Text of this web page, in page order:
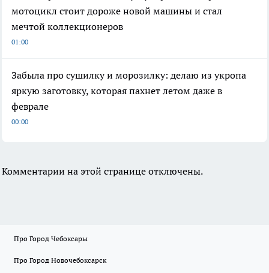
мотоцикл стоит дороже новой машины и стал
мечтой коллекционеров
01:00
Забыла про сушилку и морозилку: делаю из укропа
яркую заготовку, которая пахнет летом даже в
феврале
00:00
Комментарии на этой странице отключены.
Про Город Чебоксары
Про Город Новочебоксарск